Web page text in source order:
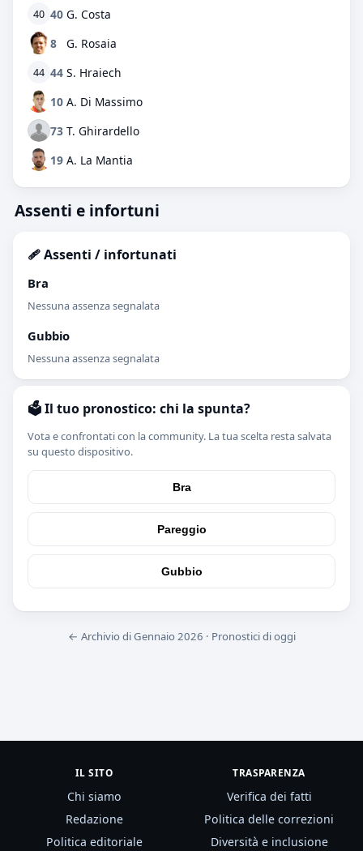
40 40 G. Costa
8
G. Rosaia
44 44 S. Hraiech
10 A. Di Massimo
73 T. Ghirardello
19 A. La Mantia
Assenti e infortuni
🩹 Assenti / infortunati
Bra
Nessuna assenza segnalata
Gubbio
Nessuna assenza segnalata
🗳️ Il tuo pronostico: chi la spunta?
Vota e confrontati con la community. La tua scelta resta salvata
su questo dispositivo.
Bra
Pareggio
Gubbio
← Archivio di Gennaio 2026 · Pronostici di oggi
IL SITO
Chi siamo
Redazione
Politica editoriale
TRASPARENZA
Verifica dei fatti
Politica delle correzioni
Diversità e inclusione